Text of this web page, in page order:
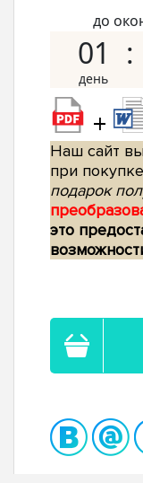
до
01
+
Наш сайт
при
подарок
это